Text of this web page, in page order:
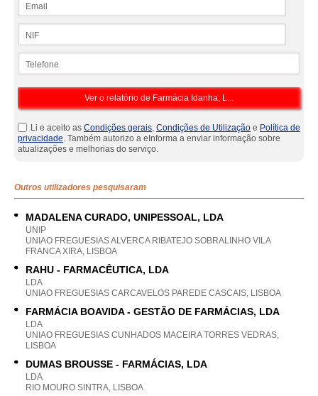
Li e aceito as Condições gerais, Condições de Utilização e Política de
privacidade. Também autorizo a eInforma a enviar informação sobre
atualizações e melhorias do serviço.
Outros utilizadores pesquisaram
MADALENA CURADO, UNIPESSOAL, LDA
UNIP
UNIAO FREGUESIAS ALVERCA RIBATEJO SOBRALINHO VILA
FRANCA XIRA, LISBOA
RAHU - FARMACÊUTICA, LDA
LDA
UNIAO FREGUESIAS CARCAVELOS PAREDE CASCAIS, LISBOA
FARMÁCIA BOAVIDA - GESTÃO DE FARMÁCIAS, LDA
LDA
UNIAO FREGUESIAS CUNHADOS MACEIRA TORRES VEDRAS,
LISBOA
DUMAS BROUSSE - FARMÁCIAS, LDA
LDA
RIO MOURO SINTRA, LISBOA